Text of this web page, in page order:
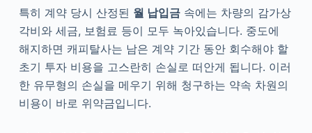
특히 계약 당시 산정된 월 납입금속에는 차량의 감가상
각비와 세금, 보험료 등이 모두 녹아있습니다. 중도에
해지하면 캐피탈사는 남은 계약 기간 동안 회수해야 할
초기 투자 비용을 고스란히 손실로 떠안게 됩니다. 이러
한 유무형의 손실을 메우기 위해 청구하는 약속 차원의
비용이 바로 위약금입니다.